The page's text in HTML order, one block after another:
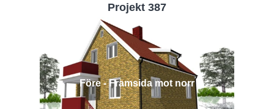
Projekt 387
Före - Framsida mot norr